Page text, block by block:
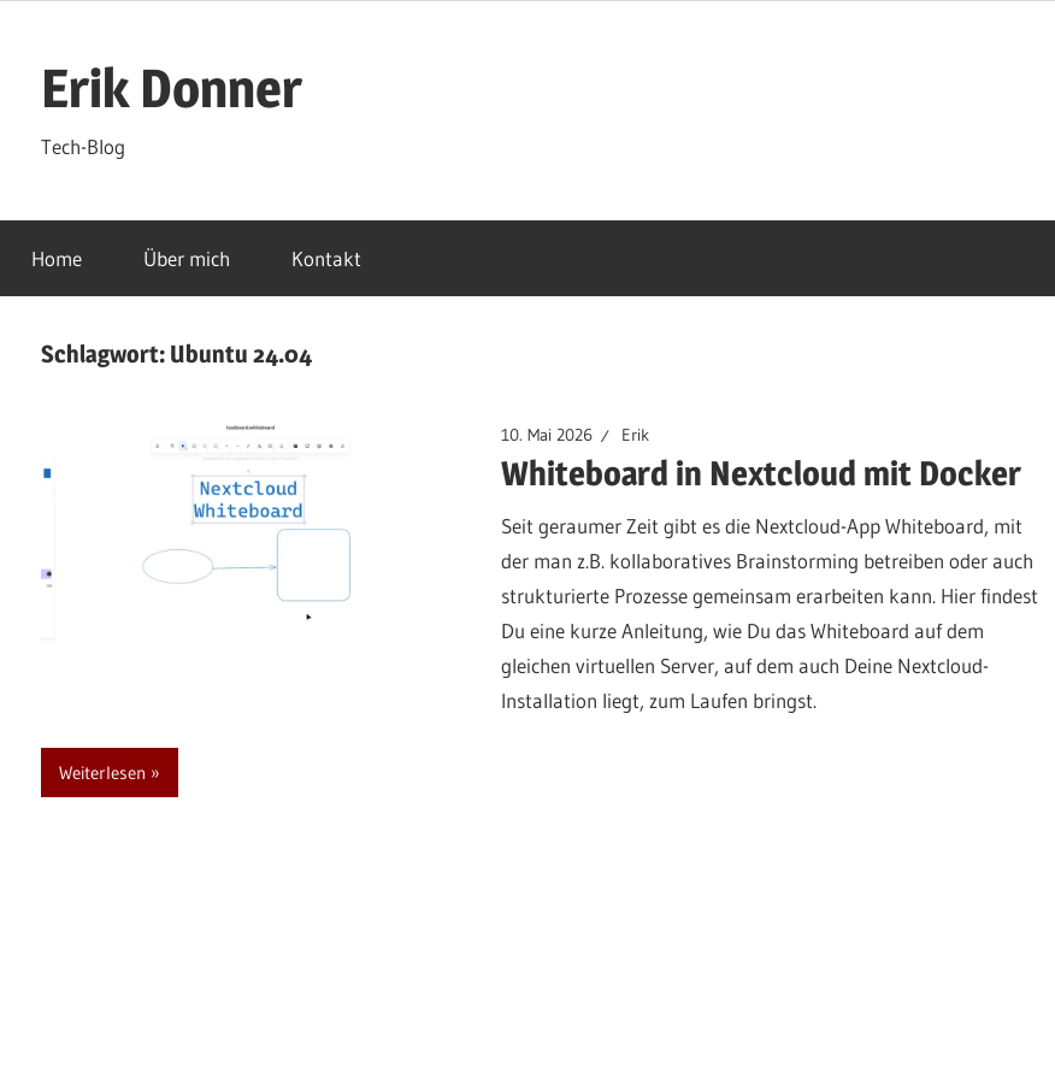
springenErik Donner
Tech-Blog
Home Über mich Kontakt
Schlagwort: Ubuntu 24.04
10. Mai 2026 Erik
Whiteboard in Nextcloud mit Docker
Seit geraumer Zeit gibt es die Nextcloud-App Whiteboard, mit
der man z.B. kollaboratives Brainstorming betreiben oder auch
strukturierte Prozesse gemeinsam erarbeiten kann. Hier findest
Du eine kurze Anleitung, wie Du das Whiteboard auf dem
gleichen virtuellen Server, auf dem auch Deine Nextcloud-
Installation liegt, zum Laufen bringst.
Weiterlesen